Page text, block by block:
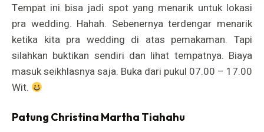
Tempat ini bisa jadi spot yang menarik untuk lokasi
pra wedding. Hahah. Sebenernya terdengar menarik
ketika kita pra wedding di atas pemakaman. Tapi
silahkan buktikan sendiri dan lihat tempatnya. Biaya
masuk seikhlasnya saja. Buka dari pukul 07.00 – 17.00
Wit.
Patung Christina Martha Tiahahu